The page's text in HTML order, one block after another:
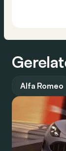
Alfa Romeo